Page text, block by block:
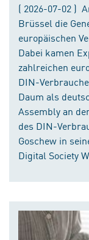
( 2026-07-02 )
Brüssel die
europäischen
Dabei kamen
zahlreichen
DIN-
Daum als
Assembly an
des DIN-
Goschew in
Digital Society